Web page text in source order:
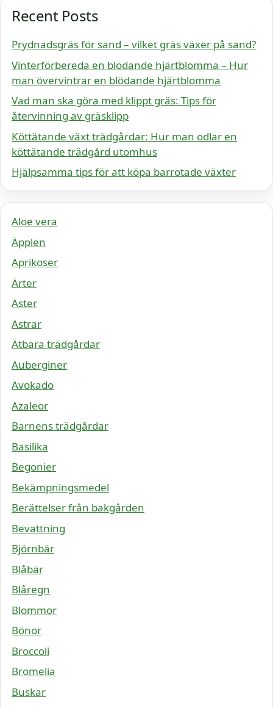
Recent Posts
Prydnadsgräs för sand – vilket gräs växer på sand?
Vinterförbereda en blödande hjärtblomma – Hur
man övervintrar en blödande hjärtblomma
Vad man ska göra med klippt gräs: Tips för
återvinning av gräsklipp
Köttätande växt trädgårdar: Hur man odlar en
köttätande trädgård utomhus
Hjälpsamma tips för att köpa barrotade växter
Aloe vera
Äpplen
Aprikoser
Ärter
Aster
Astrar
Ätbara trädgårdar
Auberginer
Avokado
Azaleor
Barnens trädgårdar
Basilika
Begonier
Bekämpningsmedel
Berättelser från bakgården
Bevattning
Björnbär
Blåbär
Blåregn
Blommor
Bönor
Broccoli
Bromelia
Buskar